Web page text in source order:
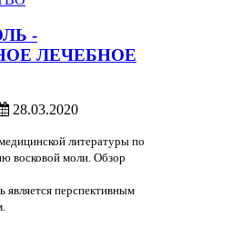
-
ЛЕЧЕБНОЕ
28.03.2020
литературы по
восковой моли. Обзор
является перспективным